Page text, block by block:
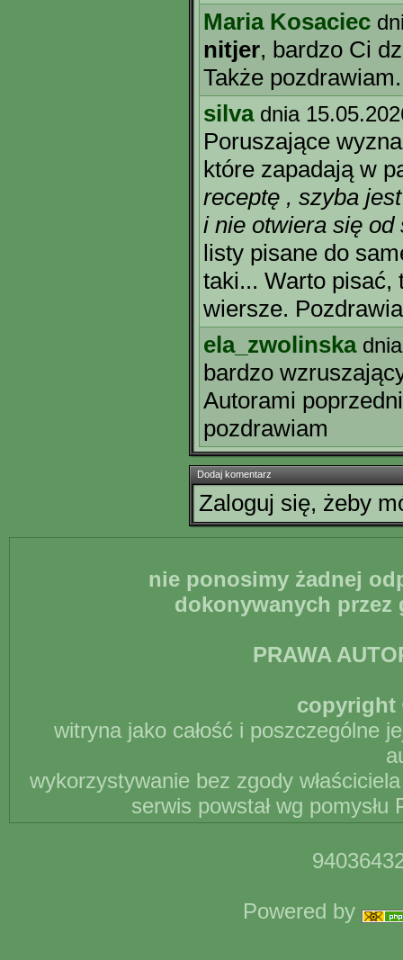
Maria Kosaciec
nitjer, bardzo Ci
Także pozdrawiam.
silva dnia
Poruszające
które zapadają w
receptę , szyba
i nie otwiera się od
listy pisane do
taki... Warto pisać,
wiersze.
ela_zwolinska
bardzo
Autorami
pozdrawiam
Dodaj komentarz
Zaloguj się, żeby
nie ponosimy żadnej
dokonywanych
PRAWA
copyright
witryna jako całość i poszczególne
wykorzystywanie bez zgody
serwis powstał wg
Powered by